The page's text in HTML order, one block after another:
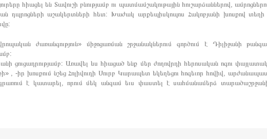
հիացել են Տավուշի բնությամբ ու պատմամշակութային հուշարձաններով,
դպրոցների աշակերտների հետ: Խաժակ արքեպիսկոպոս Հակոբյանի խոսքով տեղի
ժառանգություն» միջոցառման շրջանակներում գործում է Դիլիջանի
ցուցադրությամբ: Առավել ևս հիացած ենք մեր ժողովրդի հերոսական ոգու
, -իր խոսքում նշեց Հոլիվուդի Սուրբ Կարապետ եկեղեցու հոգեւոր հովիվ,
է կատարել, որում մեկ անգամ եւս փաստել է սահմանամերձ տարածաշրջանի